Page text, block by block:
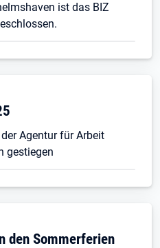
ist das BIZ
Agentur für Arbeit
gestiegen
den Sommerferien